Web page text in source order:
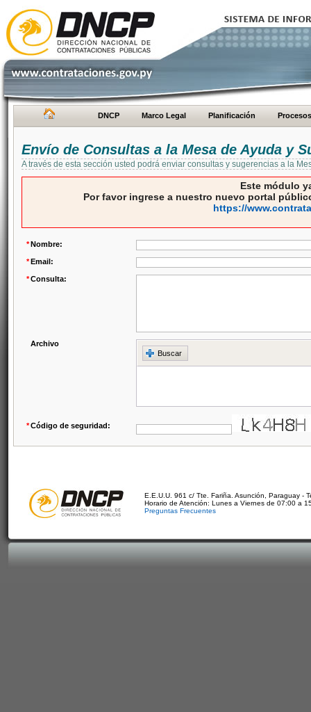
DNCP Marco Legal Planificación Procesos
Envío de Consultas a la Mesa de Ayuda y
A través de esta sección usted podrá enviar consultas y sugerencias a la
Este módulo
Por favor ingrese a nuestro nuevo portal
https://
*Nombre:
*Email:
*Consulta:
Archivo
Buscar
*Código de seguridad:
E.E.U.U. 961 c/ Tte. Fariña. Asunción, Paraguay -
Horario de Atención: Lunes a Viernes de 07:00 a
Preguntas Frecuentes